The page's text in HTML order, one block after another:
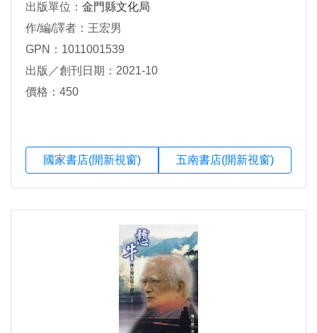
出版單位： 金門縣文化局
作/編/譯者：王宏男
GPN：1011001539
出版／創刊日期：2021-10
價格：450
國家書店(開新視窗) 五南書店(開新視窗)